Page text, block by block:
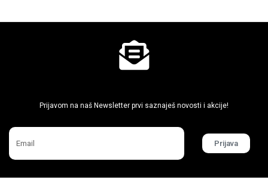
Prijavom na naš Newsletter prvi saznaješ novosti i akcije!
Prijava